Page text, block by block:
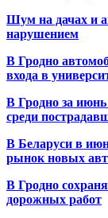
Шум на дачах и
нарушением
В Гродно
входа в
В Гродно за
среди
В Беларуси в
рынок новых
В Гродно
дорожных работ